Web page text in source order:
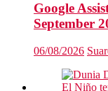
Google
September
06/08/2026